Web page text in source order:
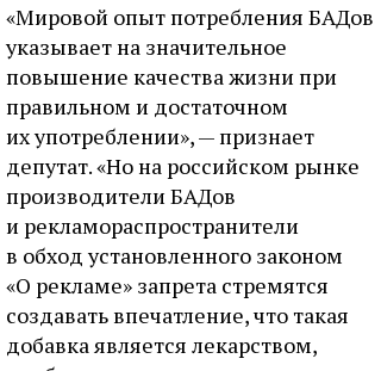
«Мировой опыт потребления БАДов
указывает на значительное
повышение качества жизни при
правильном и достаточном
их употреблении», — признает
депутат. «Но на российском рынке
производители БАДов
и рекламораспространители
в обход установленного законом
«О рекламе» запрета стремятся
создавать впечатление, что такая
добавка является лекарством,